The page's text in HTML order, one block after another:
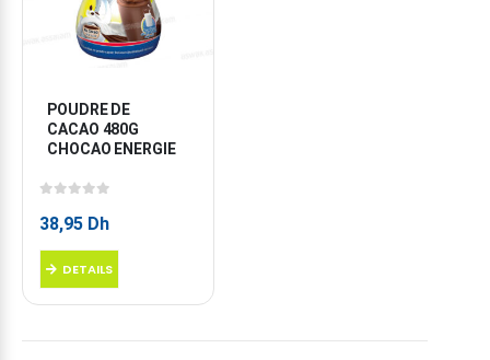
POUDRE DE
CACAO 480G
CHOCAO ENERGIE
38,95 Dh
DETAILS